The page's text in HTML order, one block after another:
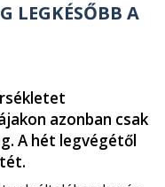
LEGKÉSŐBB A
azonban csak
A hét legvégétől